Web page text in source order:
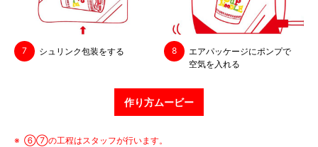
7 シュリンク包装をする 8 エアパッケージにポンプで
空気を 入れる
作り方ムービー
⑥⑦の工程はスタッフが行います。